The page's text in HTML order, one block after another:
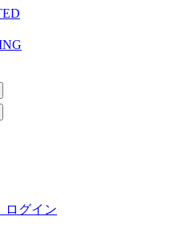
ログイン